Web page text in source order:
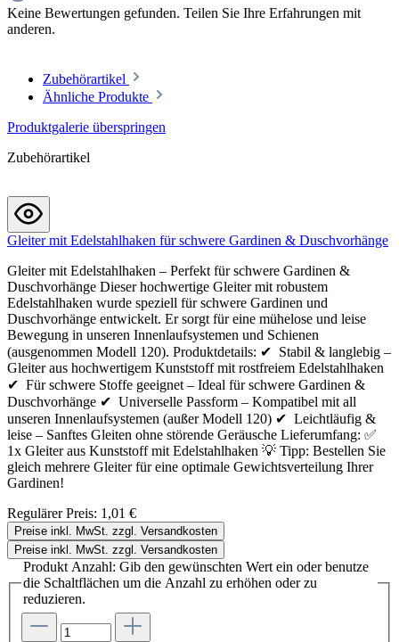
Keine Bewertungen gefunden. Teilen Sie Ihre Erfahrungen mit
anderen.
Zubehörartikel
Ähnliche Produkte
Produktgalerie überspringen
Zubehörartikel
Gleiter mit Edelstahlhaken für schwere Gardinen & Duschvorhänge
Gleiter mit Edelstahlhaken – Perfekt für schwere Gardinen &
Duschvorhänge Dieser hochwertige Gleiter mit robustem
Edelstahlhaken wurde speziell für schwere Gardinen und
Duschvorhänge entwickelt. Er sorgt für eine mühelose und leise
Bewegung in unseren Innenlaufsystemen und Schienen
(ausgenommen Modell 120). Produktdetails: ✔ Stabil & langlebig –
Gleiter aus hochwertigem Kunststoff mit rostfreiem Edelstahlhaken
✔ Für schwere Stoffe geeignet – Ideal für schwere Gardinen &
Duschvorhänge ✔ Universelle Passform – Kompatibel mit all
unseren Innenlaufsystemen (außer Modell 120) ✔ Leichtläufig &
leise – Sanftes Gleiten ohne störende Geräusche Lieferumfang: ✅
1x Gleiter aus Kunststoff mit Edelstahlhaken 💡 Tipp: Bestellen Sie
gleich mehrere Gleiter für eine optimale Gewichtsverteilung Ihrer
Gardinen!
Regulärer Preis: 1,01 €
Preise inkl. MwSt. zzgl. Versandkosten
Preise inkl. MwSt. zzgl. Versandkosten
Produkt Anzahl: Gib den gewünschten Wert ein oder benutze
die Schaltflächen um die Anzahl zu erhöhen oder zu
reduzieren.